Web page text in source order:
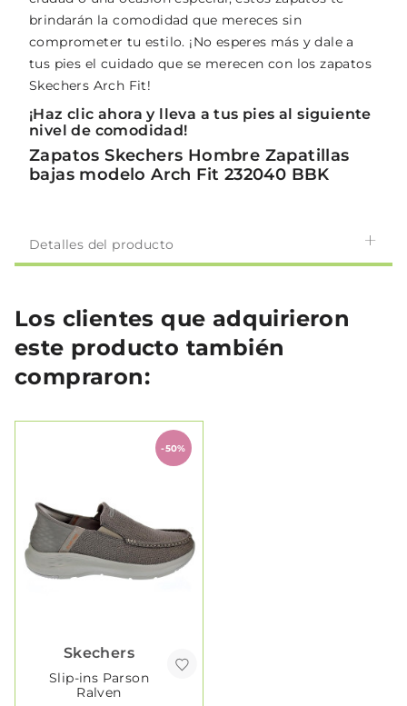
brindarán la comodidad que mereces sin
comprometer tu estilo. ¡No esperes más y dale a
tus pies el cuidado que se merecen con los zapatos
Skechers Arch Fit!
¡Haz clic ahora y lleva a tus pies al siguiente
nivel de comodidad!
Zapatos Skechers Hombre Zapatillas
bajas modelo Arch Fit 232040 BBK
Detalles del producto
Los clientes que adquirieron
este producto también
compraron:
-50%
Skechers
Slip-ins Parson
Ralven